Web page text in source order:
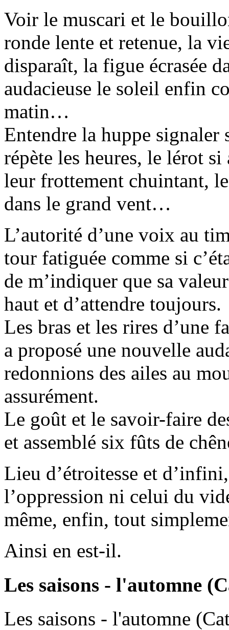
Voir le muscari et le
ronde lente et retenue, la
disparaît, la figue écrasée
audacieuse le soleil enfin
matin…
Entendre la huppe
répète les heures, le lérot
leur frottement chuintant,
dans le grand vent…
L’autorité d’une voix au
tour fatiguée comme si
de m’indiquer que sa
haut et d’attendre toujours.
Les bras et les rires d’une
a proposé une nouvelle
redonnions des ailes au
assurément.
Le goût et le savoir-faire
et assemblé six fûts de
Lieu d’étroitesse et
l’oppression ni celui du
même, enfin, tout
Ainsi en est-il.
Les saisons - l'automne
Les saisons - l'automne